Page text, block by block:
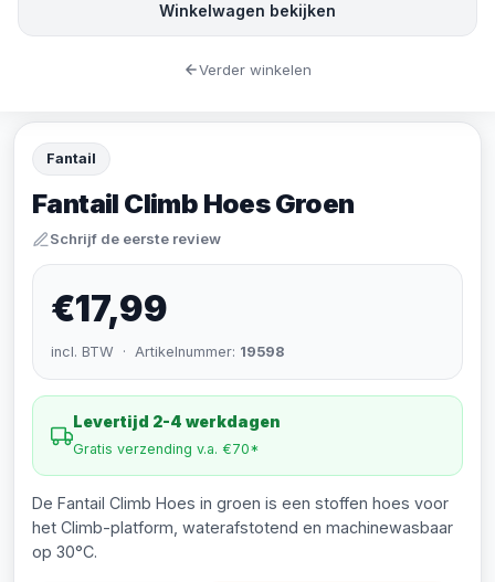
Fantail
Fantail Climb Hoes Groen
Schrijf de eerste review
€17,99
incl. BTW · Artikelnummer: 19598
Levertijd 2-4 werkdagen
Gratis verzending v.a. €70*
De Fantail Climb Hoes in groen is een stoffen hoes voor
het Climb-platform, waterafstotend en machinewasbaar
op 30°C.
Winkelwagen bekijken
Verder winkelen